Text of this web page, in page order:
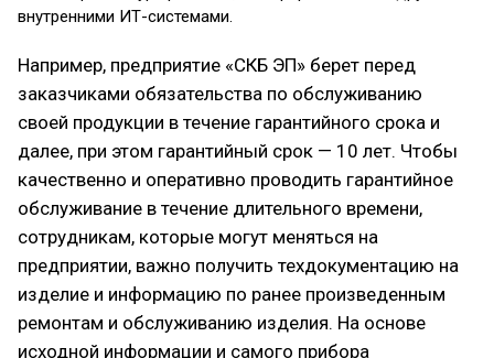
внутренними ИТ-системами.
Например, предприятие «СКБ ЭП» берет перед
заказчиками обязательства по обслуживанию
своей продукции в течение гарантийного срока и
далее, при этом гарантийный срок — 10 лет. Чтобы
качественно и оперативно проводить гарантийное
обслуживание в течение длительного времени,
сотрудникам, которые могут меняться на
предприятии, важно получить техдокументацию на
изделие и информацию по ранее произведенным
ремонтам и обслуживанию изделия. На основе
исходной информации и самого прибора